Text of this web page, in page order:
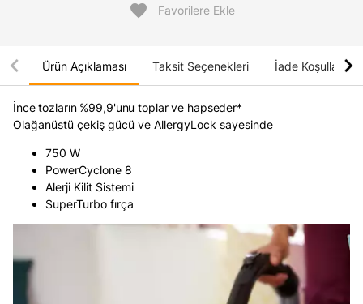
favorite Favorilere Ekle
Ürün Açıklaması Taksit Seçenekleri İade Koşulları
chevron_left chevron_right
İnce tozların %99,9'unu toplar ve hapseder*
Olağanüstü çekiş gücü ve AllergyLock sayesinde
750 W
PowerCyclone 8
Alerji Kilit Sistemi
SuperTurbo fırça